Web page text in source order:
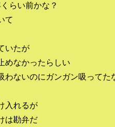
らい前かな？
て
いたが
めなかったらしい
わないのにガンガン吸ってた
入れるが
は勘弁だ